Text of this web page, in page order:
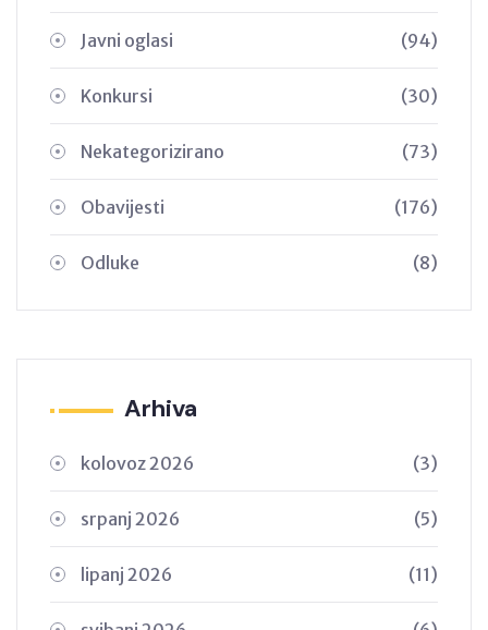
Javni oglasi (94)
Konkursi (30)
Nekategorizirano (73)
Obavijesti (176)
Odluke (8)
Arhiva
kolovoz 2026 (3)
srpanj 2026 (5)
lipanj 2026 (11)